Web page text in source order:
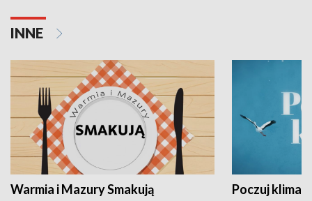
INNE
Warmia i Mazury Smakują Poczuj klimat